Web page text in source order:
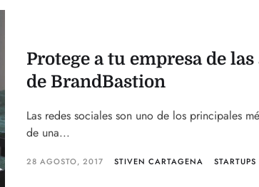
Protege a tu empresa de
de BrandBastion
Las redes sociales son uno de los principales
de una...
28 AGOSTO, 2017 STIVEN CARTAGENA STARTUPS